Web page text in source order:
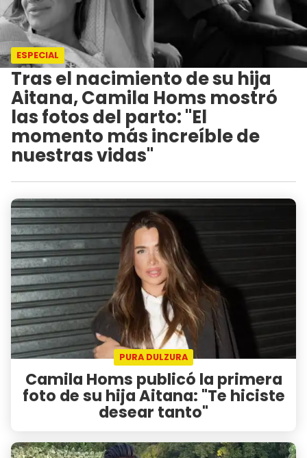
ESPECIAL
Tras el nacimiento de su hija
Aitana, Camila Homs mostró
las fotos del parto: "El
momento más increíble de
nuestras vidas"
PURA DULZURA
Camila Homs publicó la primera
foto de su hija Aitana: "Te hiciste
desear tanto"